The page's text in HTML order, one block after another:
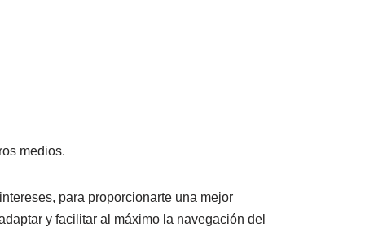
medios.
para proporcionarte una mejor
y facilitar al máximo la navegación del